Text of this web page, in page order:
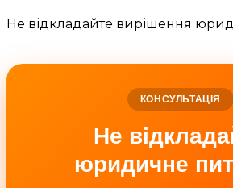
Не відкладайте вирішення
КОНСУЛЬТАЦІЯ
Не
юридичне